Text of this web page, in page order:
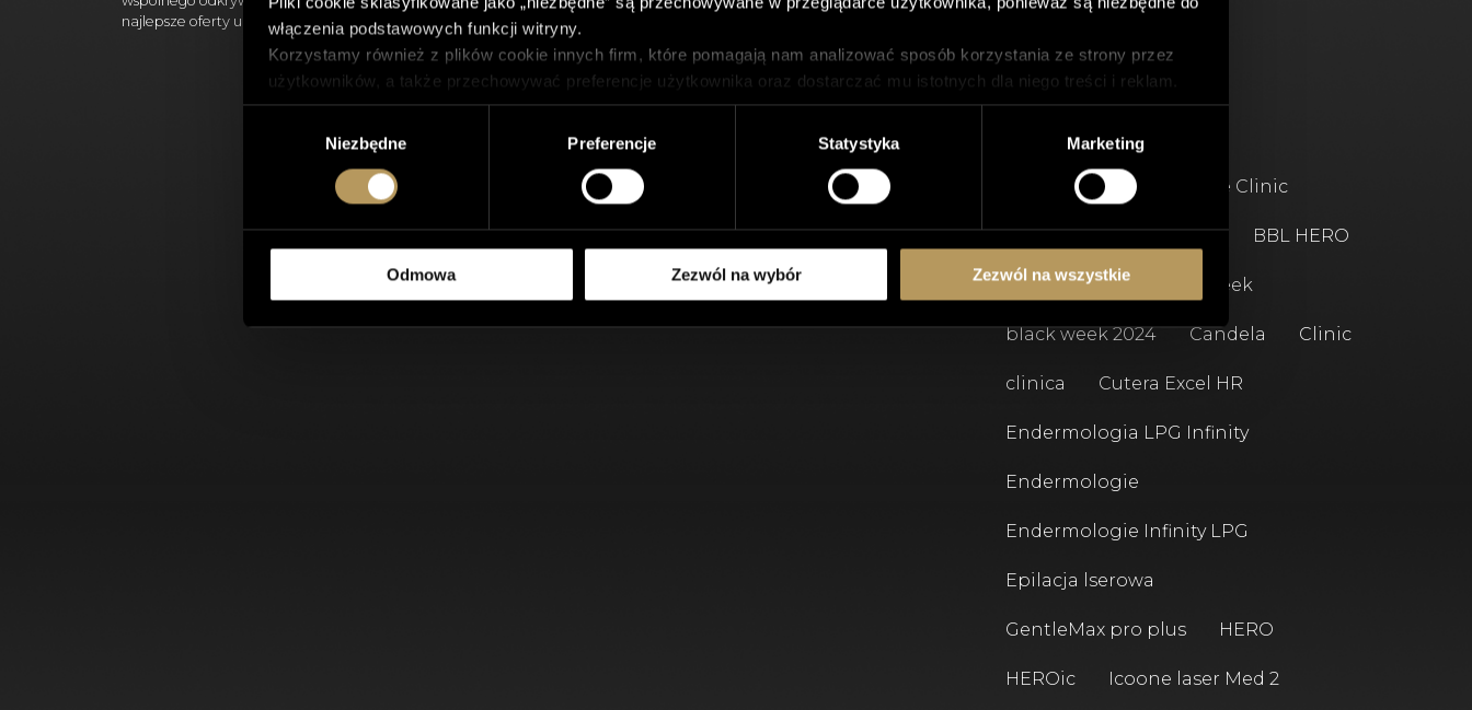
włączenia podstawowych funkcji witryny.
Korzystamy również z plików cookie innych firm, które pomagają nam analizować sposób korzystania ze strony przez
użytkowników, a także przechowywać preferencje użytkownika oraz dostarczać mu istotnych dla niego treści i reklam.
Tego typu pliki cookie będą przechowywane w przeglądarce tylko za uprzednią zgodą użytkownika.
Można włączyć lub wyłączyć niektóre lub wszystkie te pliki cookie, ale wyłączenie niektórych z nich może wpłynąć na
jakość przeglądania.
Niezbędne Preferencje Statystyka Marketing
Odmowa Zezwól na wybór Zezwól na wszystkie
najlepsze oferty urodzinowe!
prezencie oraz urodzinowe pakiety w
najniższych cenach. Od 13 do 27 października
czekają też niespodzianki, loteria i możliwość
wygrania zabiegu BBL FOREVER YOUNG.
TAGI
7 Urodziny Spire Clinic
Again Deka Pro BBL BBL HERO
BBL HEROic black week
black week 2024 Candela Clinic
clinica Cutera Excel HR
Endermologia LPG Infinity
Endermologie
Endermologie Infinity LPG
Epilacja lserowa
GentleMax pro plus HERO
HEROic Icoone laser Med 2